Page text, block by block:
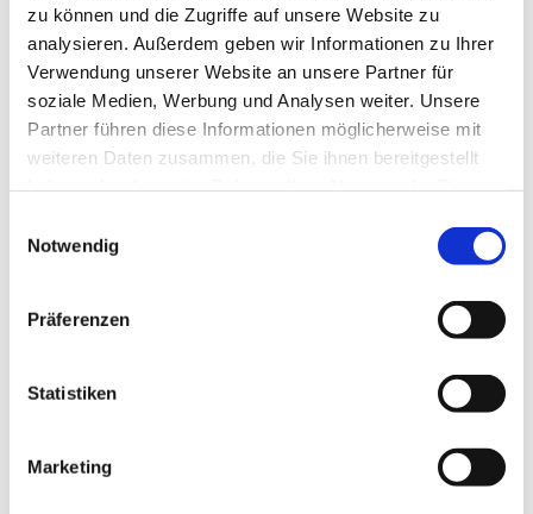
zu können und die Zugriffe auf unsere Website zu
analysieren. Außerdem geben wir Informationen zu Ihrer
Verwendung unserer Website an unsere Partner für
soziale Medien, Werbung und Analysen weiter. Unsere
Partner führen diese Informationen möglicherweise mit
weiteren Daten zusammen, die Sie ihnen bereitgestellt
Notwendig
Präferenzen
Statistiken
Marketing
10.01.2024
Planenanhänger 1300kg mit Reserverad
Ladefläche 3,5 m x1,5 m
Anhängerdetails:
Ladelänge 3,5 m
Planeninnenmaß: 1,6 m (Höhe )
Preis für einen Tag: 45,00 € pro Tag